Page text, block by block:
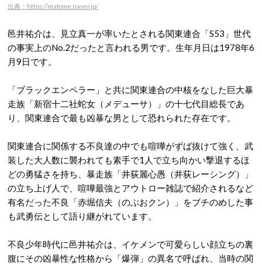
出典：https://matome.naver.jp/
邑井祐介は、見立真一が率いたとされる関東連合「S53」世代
の事実上のNo.2だったと言われる男です。生年月日は1978年6
月9日です。
「ブラックエンペラー」と共に関東連合の中核をなした巨大暴
走族「新宿十二社蛇女（メデューサ）」の十七代目総長であ
り、関東連合で最も凶暴な男として恐れられた存在です。
関東連合に関係する不良達の中でも喧嘩がずば抜けて強く、武
装した大人数に襲われても素手で1人で立ち向かい撃退するほ
どの勇猛さを持ち、暴走族「井荻麗心愚（井荻レーシング）」
の立ち上げ人で、喧嘩最強とアウトロー雑誌で紹介されるなど
有名だった不良「赤堀信夫（のぶおクン）」をブチのめした事
も武勇伝として語り継がれています。
不良少年時代に邑井祐介は、イケメンで可愛らしい顔立ちの裏
腹にその凶暴性な性格から「爆弾」の異名で呼ばれ、当時の関